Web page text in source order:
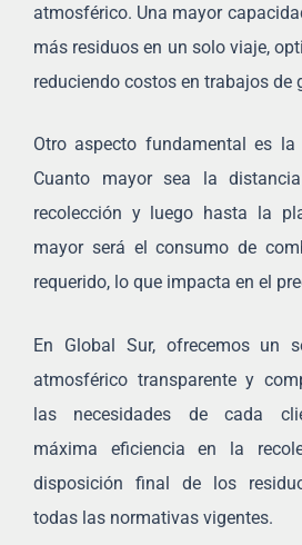
atmosférico. Una mayor
más residuos en un solo viaje,
reduciendo costos en trabajos de
Otro aspecto fundamental es la
Cuanto mayor sea la
recolección y luego hasta la
mayor será el consumo de
requerido, lo que impacta en el
En Global Sur, ofrecemos un
atmosférico transparente y
las necesidades de cada
máxima eficiencia en la
disposición final de los
todas las normativas vigentes.